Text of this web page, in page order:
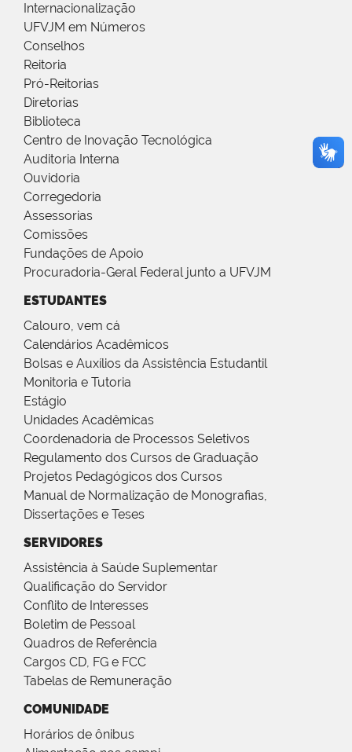
Internacionalização
UFVJM em Números
Conselhos
Reitoria
Pró-Reitorias
Diretorias
Biblioteca
Centro de Inovação Tecnológica
Auditoria Interna
Ouvidoria
Corregedoria
Assessorias
Comissões
Fundações de Apoio
Procuradoria-Geral Federal junto a UFVJM
ESTUDANTES
Calouro, vem cá
Calendários Acadêmicos
Bolsas e Auxílios da Assistência Estudantil
Monitoria e Tutoria
Estágio
Unidades Acadêmicas
Coordenadoria de Processos Seletivos
Regulamento dos Cursos de Graduação
Projetos Pedagógicos dos Cursos
Manual de Normalização de Monografias,
Dissertações e Teses
SERVIDORES
Assistência à Saúde Suplementar
Qualificação do Servidor
Conflito de Interesses
Boletim de Pessoal
Quadros de Referência
Cargos CD, FG e FCC
Tabelas de Remuneração
COMUNIDADE
Horários de ônibus